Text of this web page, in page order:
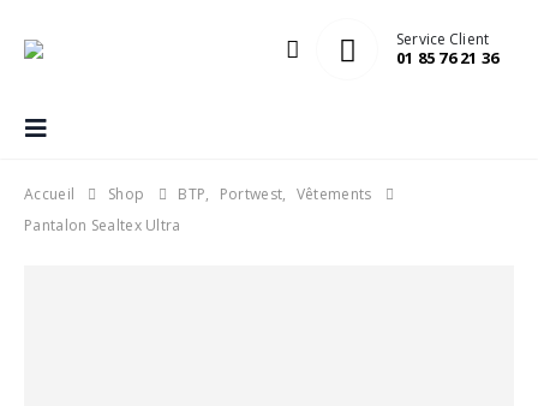
Service Client
01 85 76 21 36
Accueil Shop BTP, Portwest, Vêtements
Pantalon Sealtex Ultra